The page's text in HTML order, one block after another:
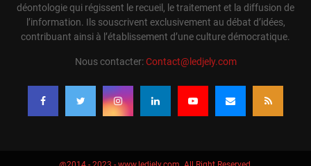
déontologie qui régissent le recueil, le traitement et la diffusion de
l’information. Ils souscrivent exclusivement au débat d’idées,
contribuant ainsi à l’établissement d’une culture démocratique.
Nous contacter:Contact@ledjely.com